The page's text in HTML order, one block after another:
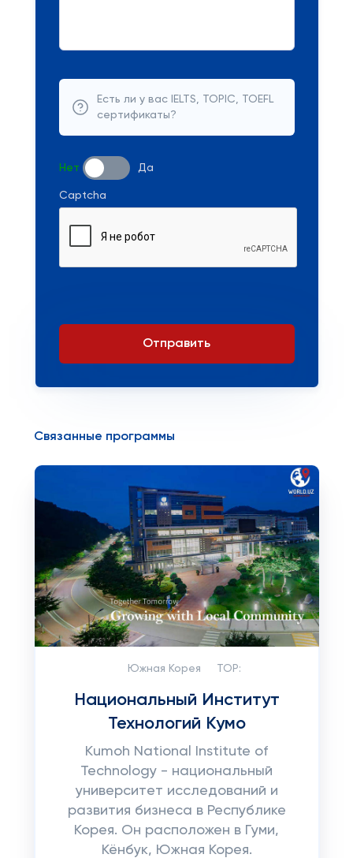
Есть ли у вас IELTS, TOPIC, TOEFL
сертификаты?
Нет Да
Captcha
Отправить
Связанные программы
Южная Корея TOP:
Национальный Институт
Технологий Кумо
Kumoh National Institute of
Technology - национальный
университет исследований и
развития бизнеса в Республике
Корея. Он расположен в Гуми,
Кёнбук, Южная Корея.